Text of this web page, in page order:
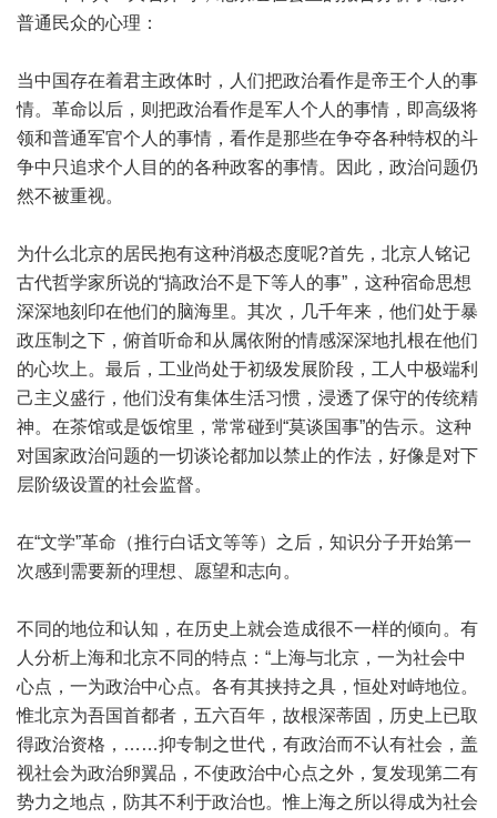
普通民众的心理：
当中国存在着君主政体时，人们把政治看作是帝王个人的事
情。革命以后，则把政治看作是军人个人的事情，即高级将
领和普通军官个人的事情，看作是那些在争夺各种特权的斗
争中只追求个人目的的各种政客的事情。因此，政治问题仍
然不被重视。
为什么北京的居民抱有这种消极态度呢?首先，北京人铭记
古代哲学家所说的“搞政治不是下等人的事”，这种宿命思想
深深地刻印在他们的脑海里。其次，几千年来，他们处于暴
政压制之下，俯首听命和从属依附的情感深深地扎根在他们
的心坎上。最后，工业尚处于初级发展阶段，工人中极端利
己主义盛行，他们没有集体生活习惯，浸透了保守的传统精
神。在茶馆或是饭馆里，常常碰到“莫谈国事”的告示。这种
对国家政治问题的一切谈论都加以禁止的作法，好像是对下
层阶级设置的社会监督。
在“文学”革命（推行白话文等等）之后，知识分子开始第一
次感到需要新的理想、愿望和志向。
不同的地位和认知，在历史上就会造成很不一样的倾向。有
人分析上海和北京不同的特点：“上海与北京，一为社会中
心点，一为政治中心点。各有其挟持之具，恒处对峙地位。
惟北京为吾国首都者，五六百年，故根深蒂固，历史上已取
得政治资格，……抑专制之世代，有政治而不认有社会，盖
视社会为政治卵翼品，不使政治中心点之外，复发现第二有
势力之地点，防其不利于政治也。惟上海之所以得成为社会